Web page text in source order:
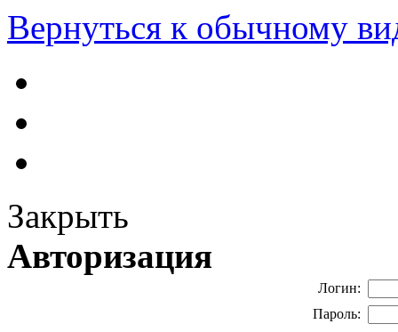
Вернуться к обычному
Закрыть
Авторизация
Логин:
Пароль: